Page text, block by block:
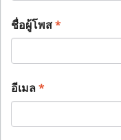
ชื่อผู้โพส*
อีเมล*